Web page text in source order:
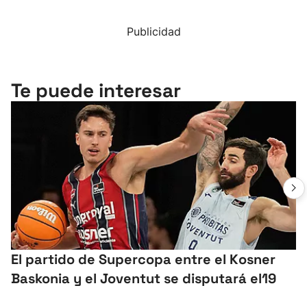
Publicidad
Te puede interesar
El partido de Supercopa entre el Kosner
Baskonia y el Joventut se disputará el19